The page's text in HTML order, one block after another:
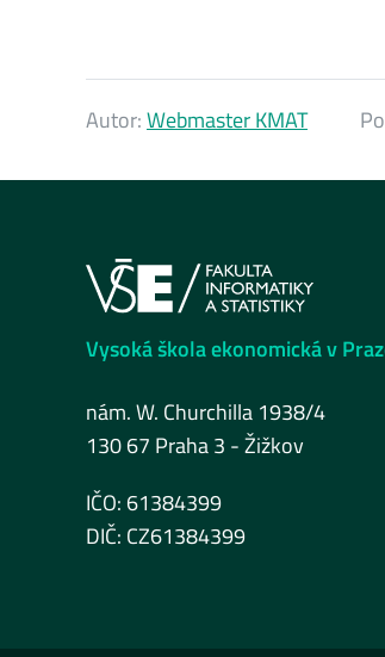
Autor:Webmaster KMAT
Vysoká škola ekonomická v
nám. W. Churchilla 1938/4
130 67 Praha 3 - Žižkov
IČO: 61384399
DIČ: CZ61384399